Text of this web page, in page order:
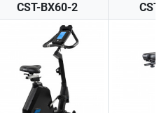
CST-BX60-2